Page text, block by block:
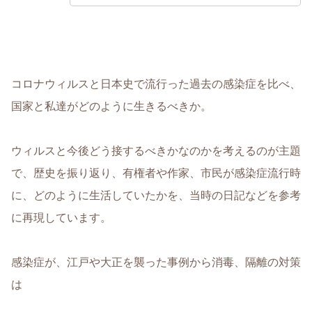
コロナウィルスと日本史で流行った過去の感染症を比べ、
国家と私達がどのように生きるべきか。
ウィルスと今後どう接するべきかなのかを考えるのが主題
で、歴史を振り返り、有権者や作家、市民が感染症流行時
に、どのように生活していたかを、当時の日記などを参考
に再現しています。
感染症が、江戸や大正を襲った事例から消毒、隔離の対策
は